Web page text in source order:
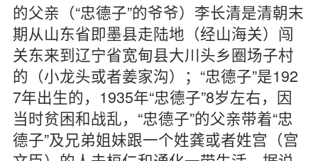
的父亲（“忠德子”的爷爷）李长清是清朝末
期从山东省即墨县走陆地（经山海关）闯
关东来到辽宁省宽甸县大川头乡圈场子村
的（小龙头或者姜家沟）；“忠德子”是192
7年出生的，1935年“忠德子”8岁左右，因
当时贫困和战乱，“忠德子”的父亲带着“忠
德子”及兄弟姐妹跟一个姓龚或者姓宫（宫